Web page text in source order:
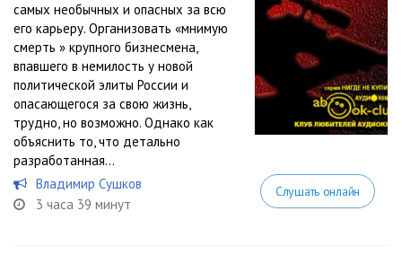
самых необычных и опасных за всю
его карьеру. Организовать «мнимую
смерть » крупного бизнесмена,
впавшего в немилость у новой
политической элиты России и
опасающегося за свою жизнь,
трудно, но возможно. Однако как
объяснить то, что детально
разработанная...
Владимир Сушков
3 часа 39 минут
Слушать онлайн